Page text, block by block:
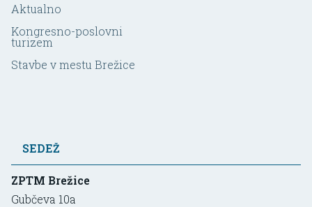
Aktualno
Kongresno-poslovni
turizem
Stavbe v mestu Brežice
SEDEŽ
ZPTM Brežice
Gubčeva 10a